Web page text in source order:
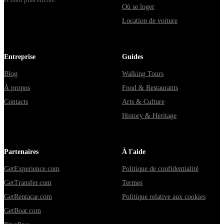
Où se loger
Location de voiture
Entreprise
Blog
À propos
Contacts
Guides
Walking Tours
Food & Restaurants
Arts & Culture
History & Heritage
Partenaires
GetExperience.com
GetTransfer.com
GetRentacar.com
GetBoat.com
À l'aide
Politique de confidentialité
Termes
Politique relative aux cookies